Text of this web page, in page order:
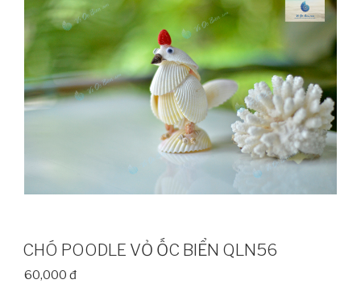
CHÓ POODLE VỎ ỐC BIỂN QLN56
60,000 đ